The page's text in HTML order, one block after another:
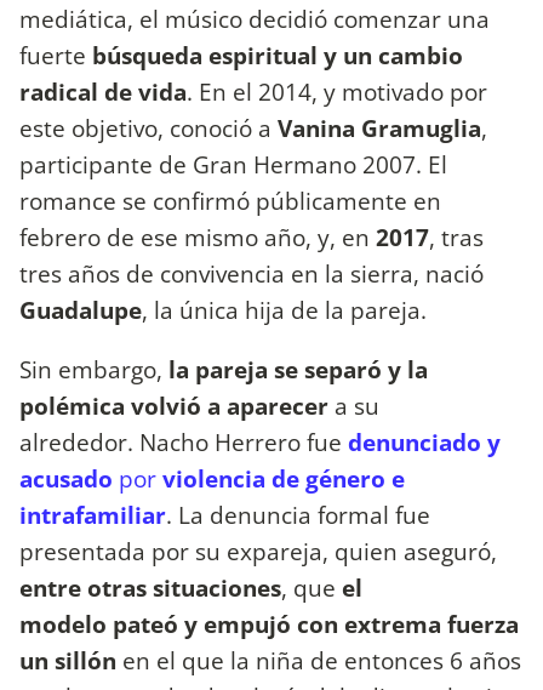
mediática, el músico decidió comenzar una
fuerte búsqueda espiritual y un cambio
radical de vida. En el 2014, y motivado por
este objetivo, conoció a Vanina Gramuglia,
participante de Gran Hermano 2007. El
romance se confirmó públicamente en
febrero de ese mismo año, y, en 2017, tras
tres años de convivencia en la sierra, nació
Guadalupe, la única hija de la pareja.
Sin embargo, la pareja se separó y la
polémica volvió a aparecer a su
alrededor. Nacho Herrero fue denunciado y
acusado porviolencia de género e
intrafamiliar. La denuncia formal fue
presentada por su expareja, quien aseguró,
entre otras situaciones, que el
modelo pateó y empujó con extrema fuerza
un sillón en el que la niña de entonces 6 años